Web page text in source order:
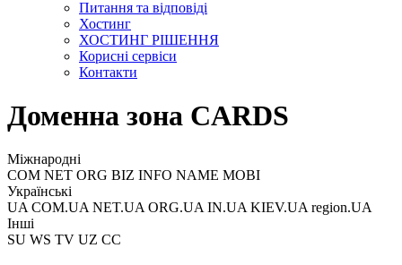
Питання та відповіді
Хостинг
ХОСТИНГ РІШЕННЯ
Корисні сервіси
Контакти
Доменна зона CARDS
Міжнародні
COM NET ORG BIZ INFO NAME MOBI
Українські
UA COM.UA NET.UA ORG.UA IN.UA KIEV.UA region.UA
Інші
SU WS TV UZ CC